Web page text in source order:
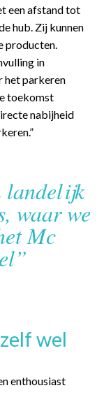
een afstand tot
hub. Zij kunnen
producten.
in
het parkeren
toekomst
nabijheid
landelijk
waar we
Mc
wel
enthousiast